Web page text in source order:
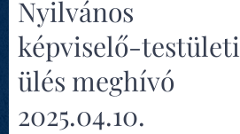
Nyilvános
képviselő-testületi
ülés meghívó
2025.04.10.